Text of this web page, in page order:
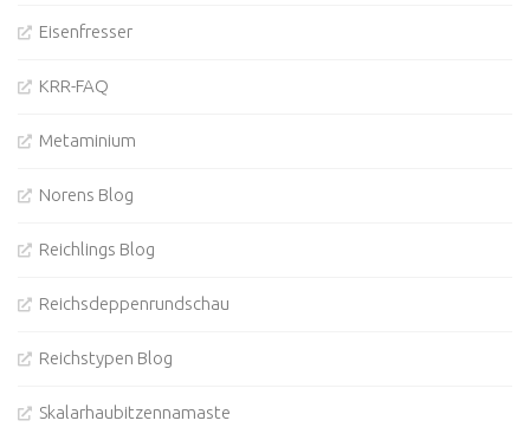
Eisenfresser
KRR-FAQ
Metaminium
Norens Blog
Reichlings Blog
Reichsdeppenrundschau
Reichstypen Blog
Skalarhaubitzennamaste